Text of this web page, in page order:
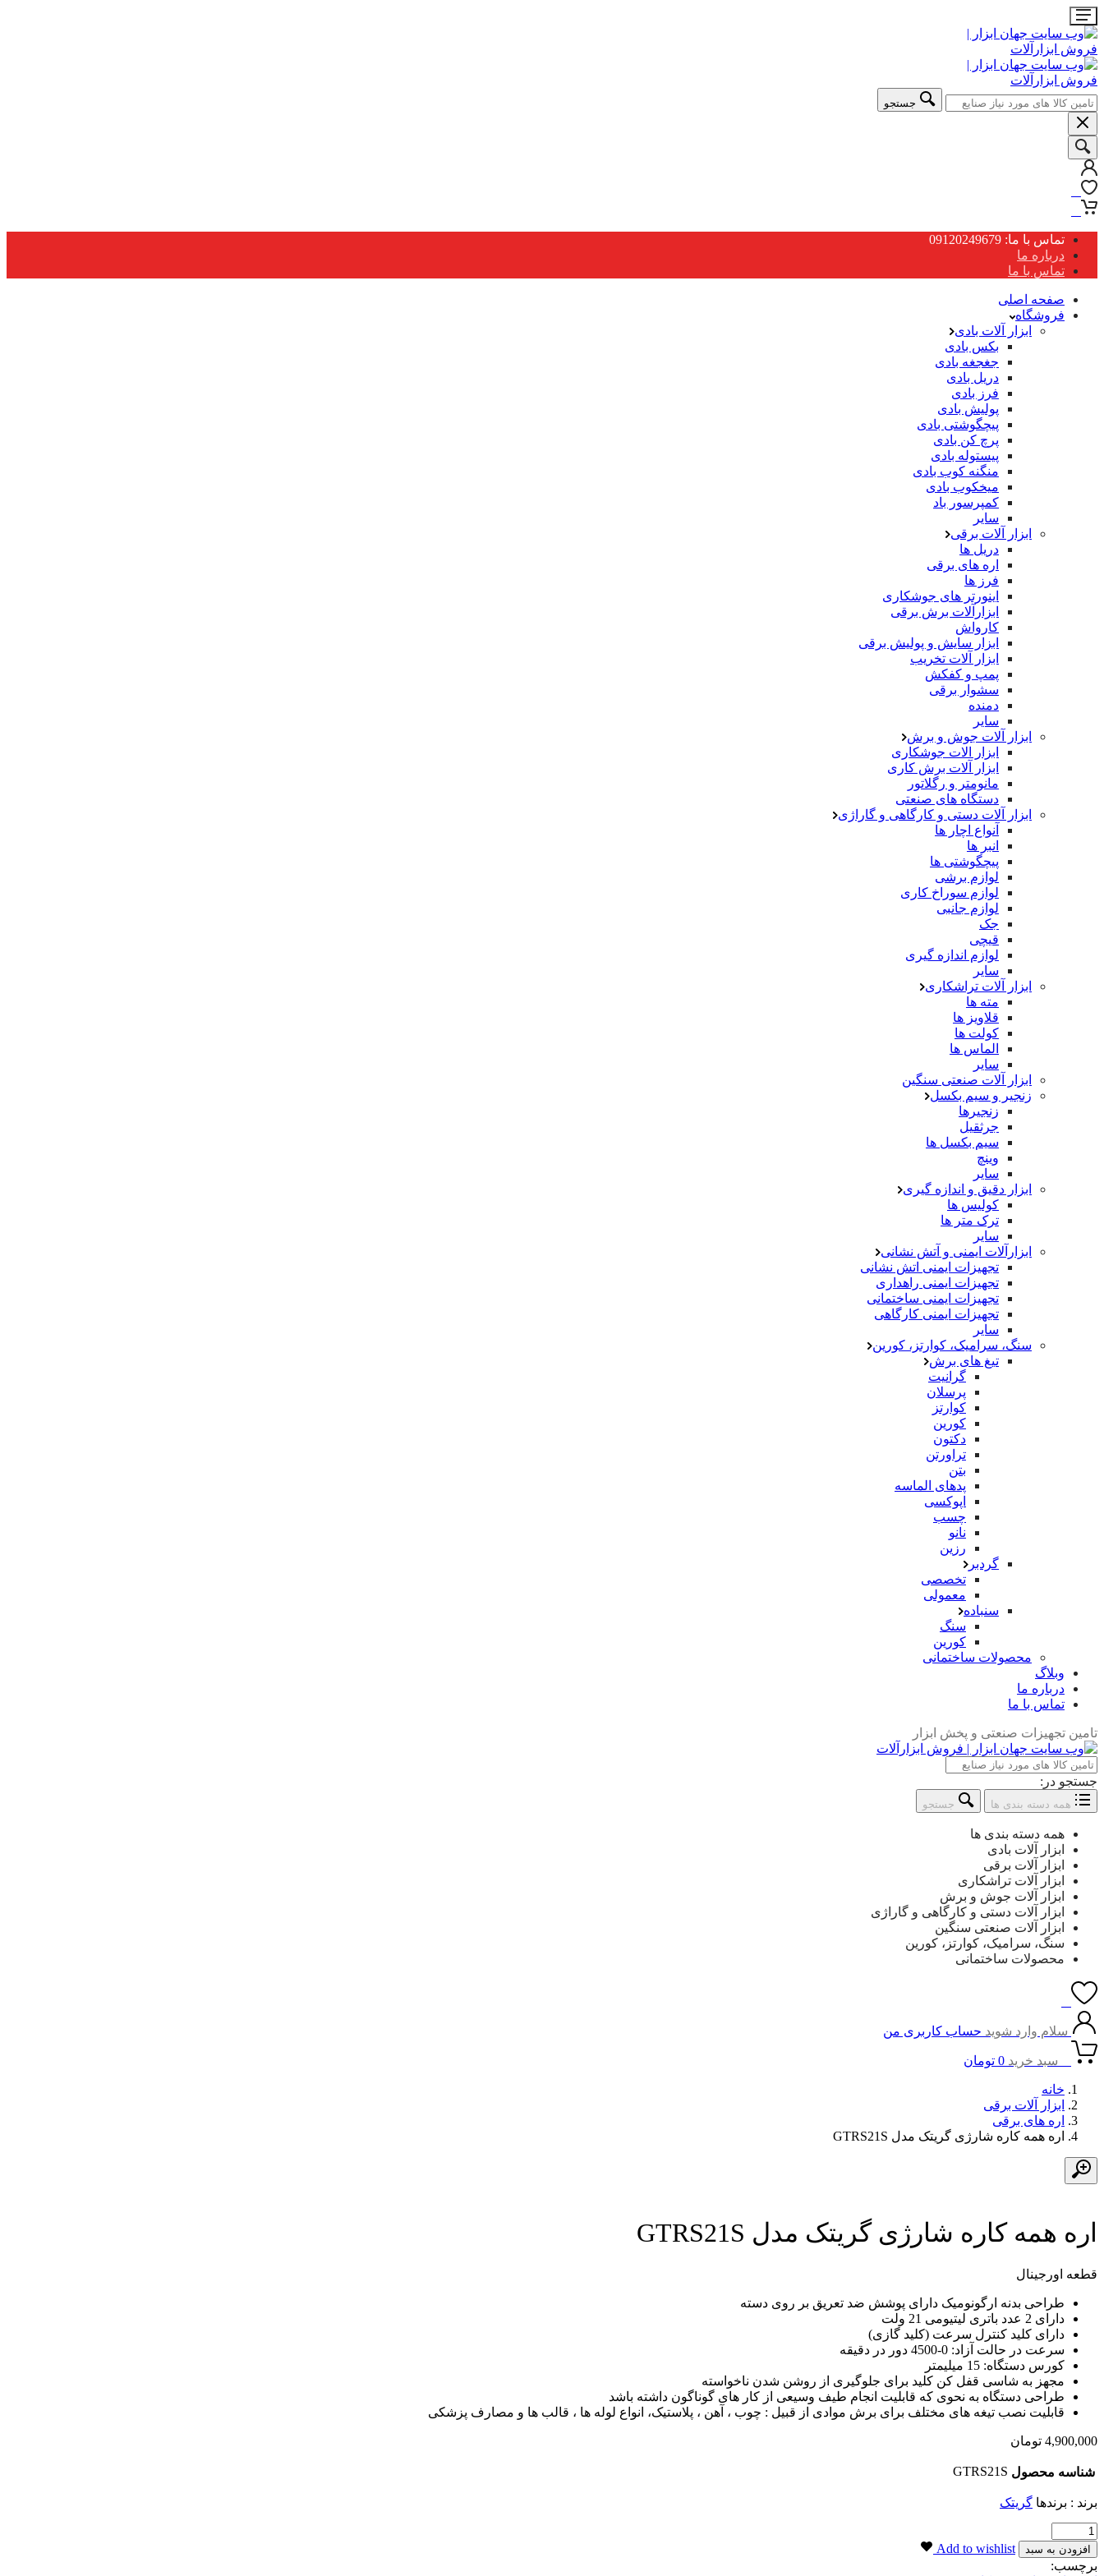
جستجو
تماس با ما: 09120249679
درباره ما
تماس با ما
صفحه اصلی
فروشگاه
ابزار آلات بادی
بکس بادی
جغجغه بادی
دریل بادی
فرز بادی
پولیش بادی
پیچگوشتی بادی
پرچ کن بادی
پیستوله بادی
منگنه کوب بادی
میخکوب بادی
کمپرسور باد
سایر
ابزار آلات برقی
دریل ها
اره های برقی
فرز ها
اینورتر های جوشکاری
ابزارآلات برش برقی
کارواش
ابزار سایش و پولیش برقی
ابزار آلات تخریب
پمپ و کفکش
سشوار برقی
دمنده
سایر
ابزار آلات جوش و برش
ابزار الات جوشکاری
ابزار آلات برش کاری
مانومتر و رگلاتور
دستگاه های صنعتی
ابزار آلات دستی و کارگاهی و گاراژی
آنواع اچار ها
انبر ها
پیچگوشتی ها
لوازم برشی
لوازم سوراخ کاری
لوازم جانبی
جک
قیچی
لوازم اندازه گیری
سایر
ابزار آلات تراشکاری
مته ها
قلاویز ها
کولت ها
الماس ها
سایر
ابزار آلات صنعتی سنگین
زنجیر و سیم بکسل
زنجیرها
جرثقیل
سیم بکسل ها
وینچ
سایر
ابزار دقیق و اندازه گیری
کولیس ها
ترک متر ها
سایر
ابزارآلات ایمنی و آتش نشانی
تجهیزات ایمنی اتش نشانی
تجهیزات ایمنی راهداری
تجهیزات ایمنی ساختمانی
تجهیزات ایمنی کارگاهی
سایر
سنگ، سرامیک، کوارتز، کورین
تیغ های برش
گرانیت
پرسلان
کوارتز
کورین
دکتون
تراورتن
بتن
پدهای الماسه
اپوکسی
چسب
نانو
رزین
گردبر
تخصصی
معمولی
سنباده
سنگ
کورین
محصولات ساختمانی
وبلاگ
درباره ما
تماس با ما
تامین تجهیزات صنعتی و پخش ابزار
جستجو در:
همه دسته بندی ها جستجو
همه دسته بندی ها
ابزار آلات بادی
ابزار آلات برقی
ابزار آلات تراشکاری
ابزار آلات جوش و برش
ابزار آلات دستی و کارگاهی و گاراژی
ابزار آلات صنعتی سنگین
سنگ، سرامیک، کوارتز، کورین
محصولات ساختمانی
سلام وارد شوید حساب کاربری من
سبد خرید 0 تومان
خانه
ابزار آلات برقی
اره های برقی
اره همه کاره شارژی گریتک مدل GTRS21S
اره همه کاره شارژی گریتک مدل GTRS21S
قطعه اورجینال
طراحی بدنه ارگونومیک دارای پوشش ضد تعریق بر روی دسته
دارای 2 عدد باتری لیتیومی 21 ولت
دارای کلید کنترل سرعت (کلید گازی)
سرعت در حالت آزاد: 0-4500 دور در دقیقه
کورس دستگاه: 15 میلیمتر
مجهز به شاسی قفل کن کلید برای جلوگیری از روشن شدن ناخواسته
طراحی دستگاه به نحوی که قابلیت انجام طیف وسیعی از کار های گوناگون داشته باشد
قابلیت نصب تیغه های مختلف برای برش موادی از قبیل : چوب ، آهن ، پلاستیک، انواع لوله ها ، قالب ها و مصارف پزشکی
4,900,000 تومان
شناسه محصول GTRS21S
برند : برندها گریتک
اره
همه
کاره
افزودن به سبد
Add to wishlist
برچسب: